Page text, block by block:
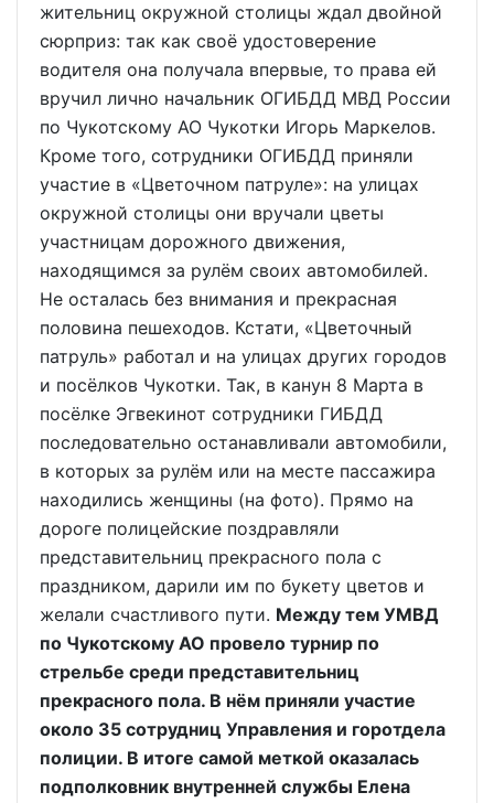
жительниц окружной столицы ждал двойной
сюрприз: так как своё удостоверение
водителя она получала впервые, то права ей
вручил лично начальник ОГИБДД МВД России
по Чукотскому АО Чукотки Игорь Маркелов.
Кроме того, сотрудники ОГИБДД приняли
участие в «Цветочном патруле»: на улицах
окружной столицы они вручали цветы
участницам дорожного движения,
находящимся за рулём своих автомобилей.
Не осталась без внимания и прекрасная
половина пешеходов. Кстати, «Цветочный
патруль» работал и на улицах других городов
и посёлков Чукотки. Так, в канун 8 Марта в
посёлке Эгвекинот сотрудники ГИБДД
последовательно останавливали автомобили,
в которых за рулём или на месте пассажира
находились женщины (на фото). Прямо на
дороге полицейские поздравляли
представительниц прекрасного пола с
праздником, дарили им по букету цветов и
желали счастливого пути. Между тем УМВД
по Чукотскому АО провело турнир по
стрельбе среди представительниц
прекрасного пола. В нём приняли участие
около 35 сотрудниц Управления и горотдела
полиции. В итоге самой меткой оказалась
подполковник внутренней службы Елена